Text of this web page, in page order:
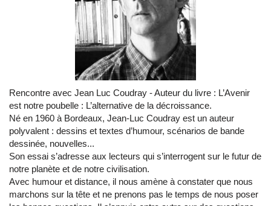
Rencontre avec Jean Luc Coudray - Auteur du livre : L’Avenir
est notre poubelle : L’alternative de la décroissance.
Né en 1960 à Bordeaux, Jean-Luc Coudray est un auteur
polyvalent : dessins et textes d’humour, scénarios de bande
dessinée, nouvelles...
Son essai s’adresse aux lecteurs qui s’interrogent sur le futur de
notre planète et de notre civilisation.
Avec humour et distance, il nous amène à constater que nous
marchons sur la tête et ne prenons pas le temps de nous poser